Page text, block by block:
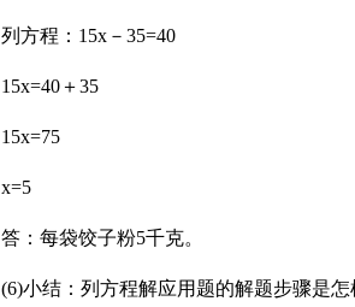
列方程：15x－35=40
15x=40＋35
15x=75
x=5
答：每袋饺子粉5千克。
(6)小结：列方程解应用题的解题步骤是怎